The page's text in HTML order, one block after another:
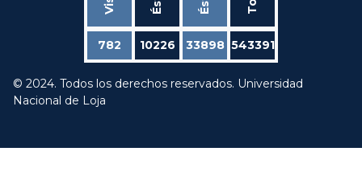
782 10226 33898 543391
© 2024. Todos los derechos reservados. Universidad
Nacional de Loja